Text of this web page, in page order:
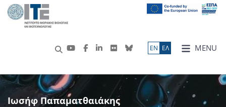
MENU
ΕN ΕΛ
Ιωσήφ Παπαματθαιάκης